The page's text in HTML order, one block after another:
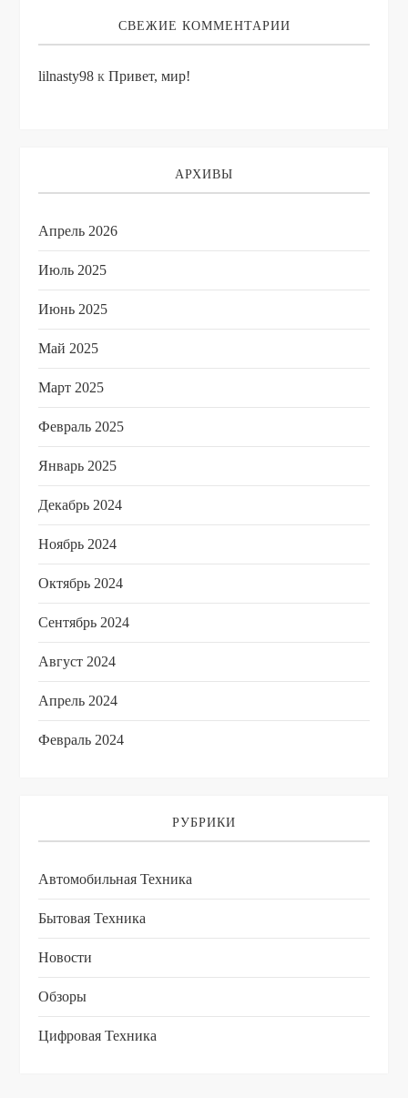
СВЕЖИЕ КОММЕНТАРИИ
lilnasty98 кПривет, мир!
АРХИВЫ
Апрель 2026
Июль 2025
Июнь 2025
Май 2025
Март 2025
Февраль 2025
Январь 2025
Декабрь 2024
Ноябрь 2024
Октябрь 2024
Сентябрь 2024
Август 2024
Апрель 2024
Февраль 2024
РУБРИКИ
Автомобильная Техника
Бытовая Техника
Новости
Обзоры
Цифровая Техника